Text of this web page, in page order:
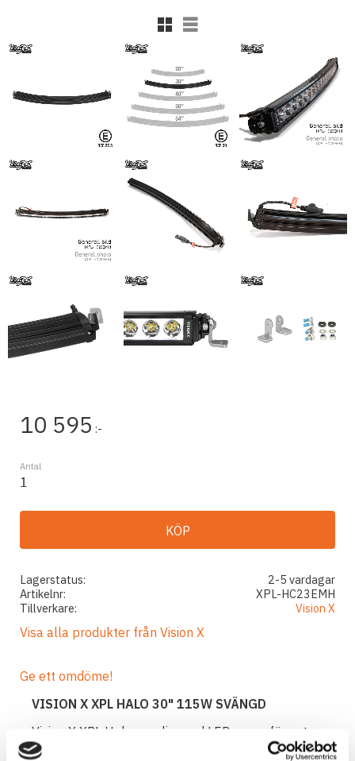
Rutnätsvy
Listvy
10 595 :-
Antal
KÖP
Lagerstatus
2-5 vardagar
Artikelnr
XPL-HC23EMH
Tillverkare
Vision X
Visa alla produkter från Vision X
Ge ett omdöme!
VISION X XPL HALO 30" 115W SVÄNGD
Vision X XPL Halo, en slimmad LED-ramp för extra
diskret montage på moderna fordon där mycket